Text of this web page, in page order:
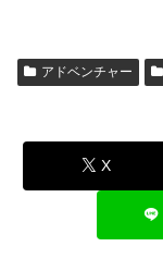
アドベンチャー
X